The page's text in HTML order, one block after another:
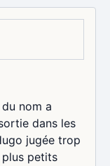
nom a
dans les
jugée trop
petits